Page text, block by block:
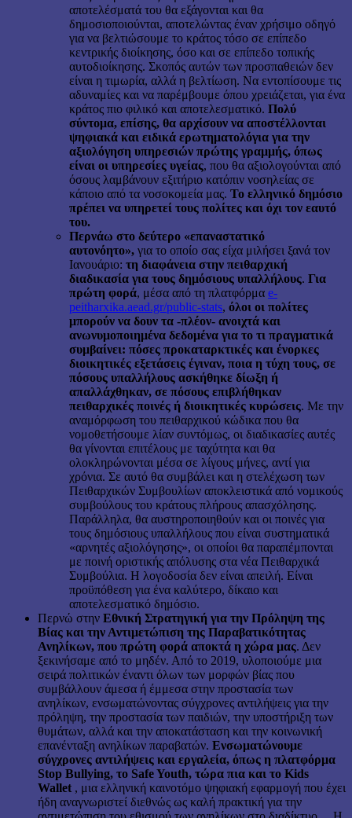
αποτελέσματά του θα εξάγονται και θα
δημοσιοποιούνται, αποτελώντας έναν χρήσιμο οδηγό
για να βελτιώσουμε το κράτος τόσο σε επίπεδο
κεντρικής διοίκησης, όσο και σε επίπεδο τοπικής
αυτοδιοίκησης. Σκοπός αυτών των προσπαθειών δεν
είναι η τιμωρία, αλλά η βελτίωση. Να εντοπίσουμε τις
αδυναμίες και να παρέμβουμε όπου χρειάζεται, για ένα
κράτος πιο φιλικό και αποτελεσματικό. Πολύ
σύντομα, επίσης, θα αρχίσουν να αποστέλλονται
ψηφιακά και ειδικά ερωτηματολόγια για την
αξιολόγηση υπηρεσιών πρώτης γραμμής, όπως
είναι οι υπηρεσίες υγείας, που θα αξιολογούνται από
όσους λαμβάνουν εξιτήριο κατόπιν νοσηλείας σε
κάποιο από τα νοσοκομεία μας. Το ελληνικό δημόσιο
πρέπει να υπηρετεί τους πολίτες και όχι τον εαυτό
του.
Περνάω στο δεύτερο «επαναστατικό
αυτονόητο», για το οποίο σας είχα μιλήσει ξανά τον
Ιανουάριο: τη διαφάνεια στην πειθαρχική
διαδικασία για τους δημόσιους υπαλλήλους. Για
πρώτη φορά, μέσα από τη πλατφόρμα e-
peitharxika.aead.gr/public-stats, όλοι οι πολίτες
μπορούν να δουν τα -πλέον- ανοιχτά και
ανωνυμοποιημένα δεδομένα για το τι πραγματικά
συμβαίνει: πόσες προκαταρκτικές και ένορκες
διοικητικές εξετάσεις έγιναν, ποια η τύχη τους, σε
πόσους υπαλλήλους ασκήθηκε δίωξη ή
απαλλάχθηκαν, σε πόσους επιβλήθηκαν
πειθαρχικές ποινές ή διοικητικές κυρώσεις. Με την
αναμόρφωση του πειθαρχικού κώδικα που θα
νομοθετήσουμε λίαν συντόμως, οι διαδικασίες αυτές
θα γίνονται επιτέλους με ταχύτητα και θα
ολοκληρώνονται μέσα σε λίγους μήνες, αντί για
χρόνια. Σε αυτό θα συμβάλει και η στελέχωση των
Πειθαρχικών Συμβουλίων αποκλειστικά από νομικούς
συμβούλους του κράτους πλήρους απασχόλησης.
Παράλληλα, θα αυστηροποιηθούν και οι ποινές για
τους δημόσιους υπαλλήλους που είναι συστηματικά
«αρνητές αξιολόγησης», οι οποίοι θα παραπέμπονται
με ποινή οριστικής απόλυσης στα νέα Πειθαρχικά
Συμβούλια. Η λογοδοσία δεν είναι απειλή. Είναι
προϋπόθεση για ένα καλύτερο, δίκαιο και
αποτελεσματικό δημόσιο.
Περνώ στην Εθνική Στρατηγική για την Πρόληψη της
Βίας και την Αντιμετώπιση της Παραβατικότητας
Ανηλίκων, που πρώτη φορά αποκτά η χώρα μας. Δεν
ξεκινήσαμε από το μηδέν. Από το 2019, υλοποιούμε μια
σειρά πολιτικών έναντι όλων των μορφών βίας που
συμβάλλουν άμεσα ή έμμεσα στην προστασία των
ανηλίκων, ενσωματώνοντας σύγχρονες αντιλήψεις για την
πρόληψη, την προστασία των παιδιών, την υποστήριξη των
θυμάτων, αλλά και την αποκατάσταση και την κοινωνική
επανένταξη ανηλίκων παραβατών. Ενσωματώνουμε
σύγχρονες αντιλήψεις και εργαλεία, όπως η πλατφόρμα
Stop Bullying, το Safe Youth, τώρα πια και το Kids
Wallet , μια ελληνική καινοτόμο ψηφιακή εφαρμογή που έχει
ήδη αναγνωριστεί διεθνώς ως καλή πρακτική για την